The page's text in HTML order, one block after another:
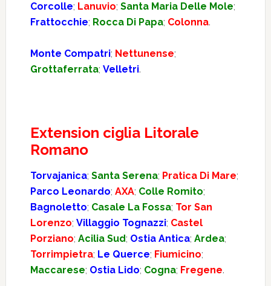
Corcolle; Lanuvio; Santa Maria Delle Mole;
Frattocchie; Rocca Di Papa; Colonna.
Monte Compatri; Nettunense;
Grottaferrata; Velletri.
Extension ciglia Litorale
Romano
Torvajanica; Santa Serena; Pratica Di Mare;
Parco Leonardo; AXA; Colle Romito;
Bagnoletto; Casale La Fossa; Tor San
Lorenzo; Villaggio Tognazzi; Castel
Porziano; Acilia Sud; Ostia Antica; Ardea;
Torrimpietra; Le Querce; Fiumicino;
Maccarese; Ostia Lido; Cogna; Fregene.